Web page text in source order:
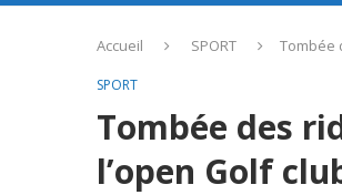
Accueil SPORT Tombée
SPORT
Tombée des
l’open Golf